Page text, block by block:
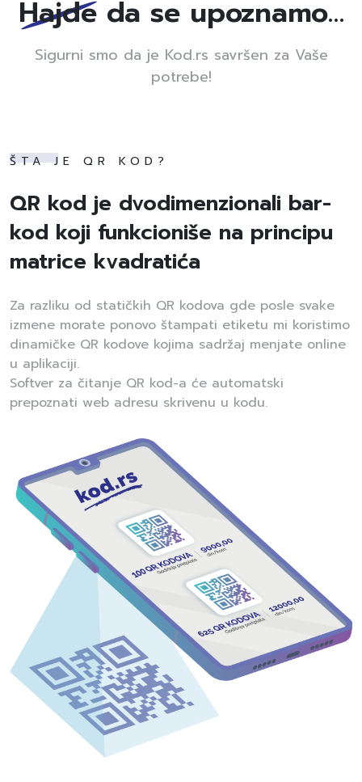
Hajde da se upoznamo…
Sigurni smo da je Kod.rs savršen za Vaše
potrebe!
ŠTA JE QR KOD?
QR kod je dvodimenzionali bar-
kod koji funkcioniše na principu
matrice kvadratića
Za razliku od statičkih QR kodova gde posle svake
izmene morate ponovo štampati etiketu mi koristimo
dinamičke QR kodove kojima sadržaj menjate online
u aplikaciji.
Softver za čitanje QR kod-a će automatski
prepoznati web adresu skrivenu u kodu.